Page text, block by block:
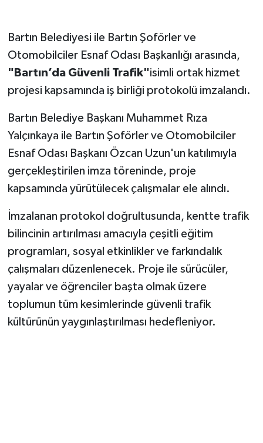
Bartın Belediyesi ile Bartın Şoförler ve
Otomobilciler Esnaf Odası Başkanlığı arasında,
"Bartın’da Güvenli Trafik"isimli ortak hizmet
projesi kapsamında iş birliği protokolü imzalandı.
Bartın Belediye Başkanı Muhammet Rıza
Yalçınkaya ile Bartın Şoförler ve Otomobilciler
Esnaf Odası Başkanı Özcan Uzun'un katılımıyla
gerçekleştirilen imza töreninde, proje
kapsamında yürütülecek çalışmalar ele alındı.
İmzalanan protokol doğrultusunda, kentte trafik
bilincinin artırılması amacıyla çeşitli eğitim
programları, sosyal etkinlikler ve farkındalık
çalışmaları düzenlenecek. Proje ile sürücüler,
yayalar ve öğrenciler başta olmak üzere
toplumun tüm kesimlerinde güvenli trafik
kültürünün yaygınlaştırılması hedefleniyor.